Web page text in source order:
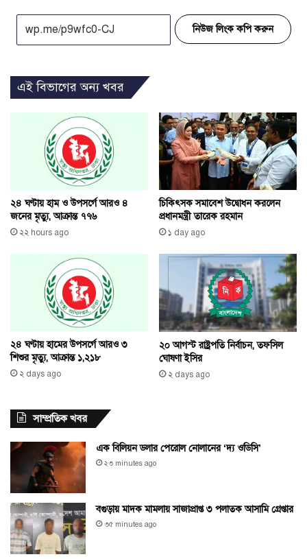
নিউজ লিংক কপি করুন
এই বিভাগের অন্য খবর
২৪ ঘণ্টায় হাম ও উপসর্গে আরও ৪
জনের মৃত্যু, আক্রান্ত ৭৭৬
২২ hours ago
চিকিৎসক সমাবেশ উদ্বোধন করলেন
প্রধানমন্ত্রী তারেক রহমান
১ day ago
২৪ ঘণ্টায় হামের উপসর্গে আরও ৩
শিশুর মৃত্যু, আক্রান্ত ১,২১৮
২ days ago
২০ আগস্ট রাষ্ট্রপতি নির্বাচন, তফসিল
ঘোষণা ইসির
২ days ago
সাম্প্রতিক খবর
এক বিলিয়ন ডলার পেরোল নোলানের ‘দ্য ওডিসি’
২৩ minutes ago
বগুড়ায় মাদক মামলায় সাজাপ্রাপ্ত ৩ পলাতক আসামি গ্রেপ্তার
৩৫ minutes ago